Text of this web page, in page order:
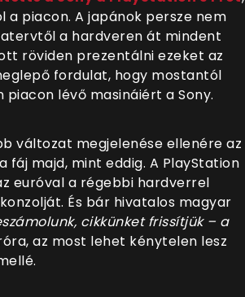
a piacon. A japánok persze nem
a hardveren át mindent
röviden prezentálni ezeket az
fordulat, hogy mostantól
lévő masináiért a Sony.
változat megjelenése ellenére az
majd, mint eddig. A PlayStation
euróval a régebbi hardverrel
És bár hivatalos magyar
cikkünket frissítjük – a
az most lehet kénytelen lesz